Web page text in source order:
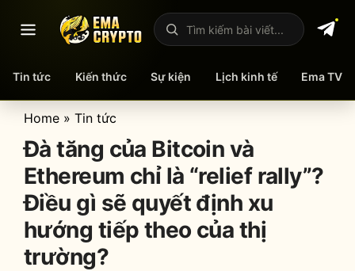
Mở menu
Tìm kiếm bài viết
Tin tức Kiến thức Sự kiện Lịch kinh tế Ema TV
Skip
content
Home » Tin tức
Đà tăng của Bitcoin và
Ethereum chỉ là “relief rally”?
Điều gì sẽ quyết định xu
hướng tiếp theo của thị
trường?